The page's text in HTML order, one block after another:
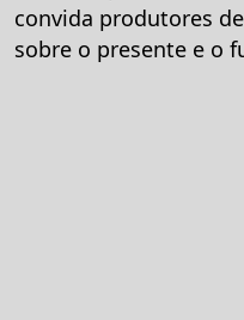
convida produtores
sobre o presente e o